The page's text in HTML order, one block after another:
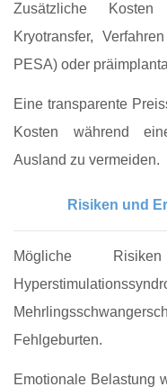
Zusätzliche Kosten
Kryotransfer,
PESA) oder
Eine transparente
Kosten während
Ausland zu vermeiden.
Risiken und
Mögliche
Fehlgeburten.
Emotionale Belastung